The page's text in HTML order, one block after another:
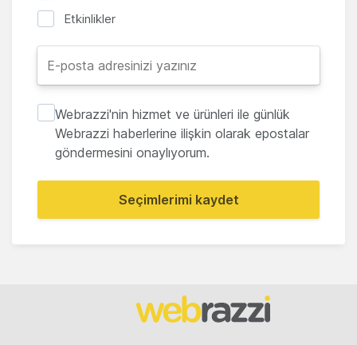
Etkinlikler
Webrazzi'nin hizmet ve ürünleri ile günlük
Webrazzi haberlerine ilişkin olarak epostalar
göndermesini onaylıyorum.
Seçimlerimi kaydet